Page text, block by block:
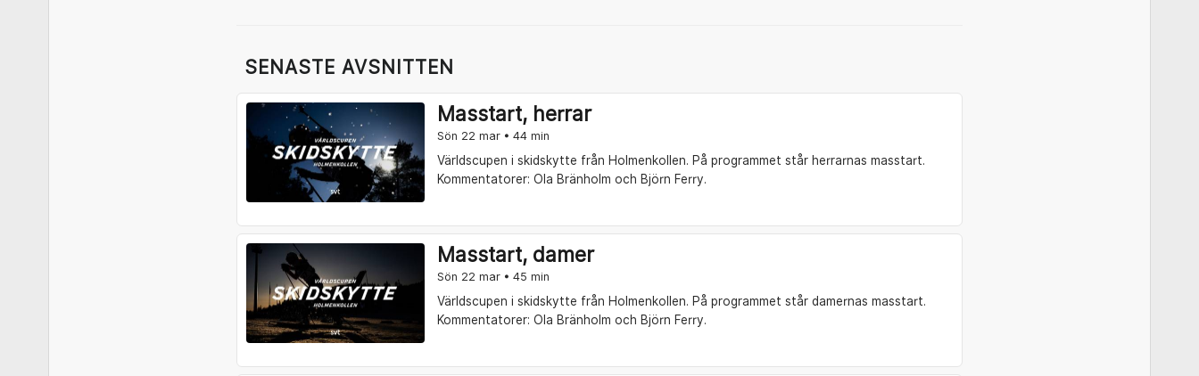
SENASTE AVSNITTEN
Masstart, herrar
Sön 22 mar • 44 min
Världscupen i skidskytte från Holmenkollen. På programmet står herrarnas masstart.
Kommentatorer: Ola Bränholm och Björn Ferry.
Masstart, damer
Sön 22 mar • 45 min
Världscupen i skidskytte från Holmenkollen. På programmet står damernas masstart.
Kommentatorer: Ola Bränholm och Björn Ferry.